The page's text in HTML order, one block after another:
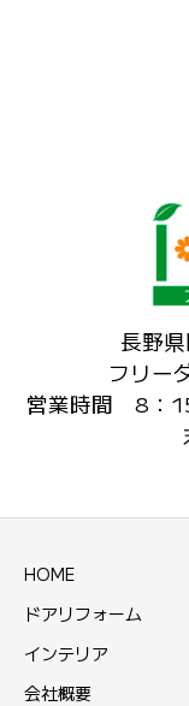
長野
フリー
営業時間 8：
HOME
ドアリフォーム
インテリア
会社概要